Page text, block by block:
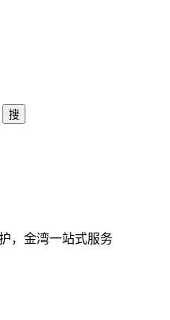
，金湾一站式服务